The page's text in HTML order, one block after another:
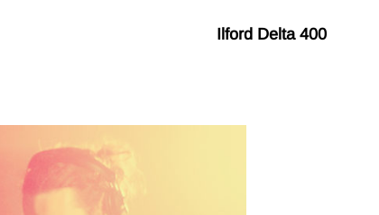
Ilford Delta 400